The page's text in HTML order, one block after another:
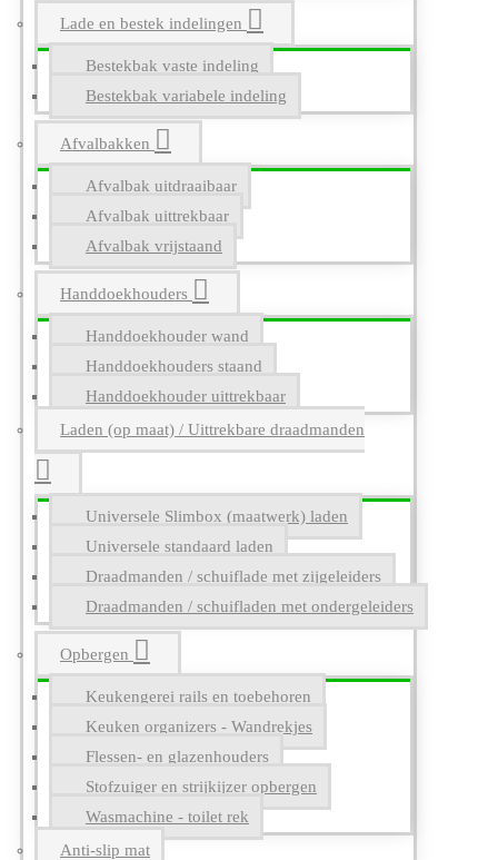
Lade en bestek indelingen
Bestekbak vaste indeling
Bestekbak variabele indeling
Afvalbakken
Afvalbak uitdraaibaar
Afvalbak uittrekbaar
Afvalbak vrijstaand
Handdoekhouders
Handdoekhouder wand
Handdoekhouders staand
Handdoekhouder uittrekbaar
Laden (op maat) / Uittrekbare draadmanden
Universele Slimbox (maatwerk) laden
Universele standaard laden
Draadmanden / schuiflade met zijgeleiders
Draadmanden / schuifladen met ondergeleiders
Opbergen
Keukengerei rails en toebehoren
Keuken organizers - Wandrekjes
Flessen- en glazenhouders
Stofzuiger en strijkijzer opbergen
Wasmachine - toilet rek
Anti-slip mat